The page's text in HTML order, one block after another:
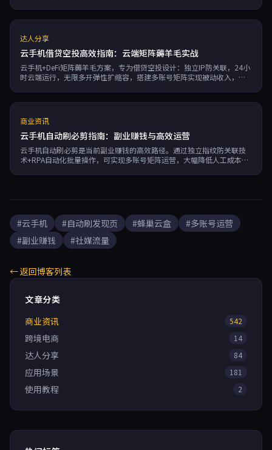
达人分享
云手机借贷空投高效指南：云端矩阵薅羊毛实战
云手机+DeFi矩阵薅羊毛方案，专为借贷空投设计：独立IP防关联，24小
时云端运行，无限多开弹性扩缩容，搭建多账号矩阵实现被动收入，适
商业资讯
云手机自动刷必剪指南：副业赚钱与高效运营
云手机自动刷必剪是当前副业赚钱的高效路径。通过独立指纹防关联技
术+RPA自动化批量操作，可实现多账号矩阵运营，大幅降低人工成本和
#云手机 #自动刷发现页 #蜂巢云盒
#多账号运营
#副业赚钱
#社媒流量
← 返回博客列表
文章分类
商业资讯
542
跨境电商 14
达人分享 84
应用场景 181
使用教程 2